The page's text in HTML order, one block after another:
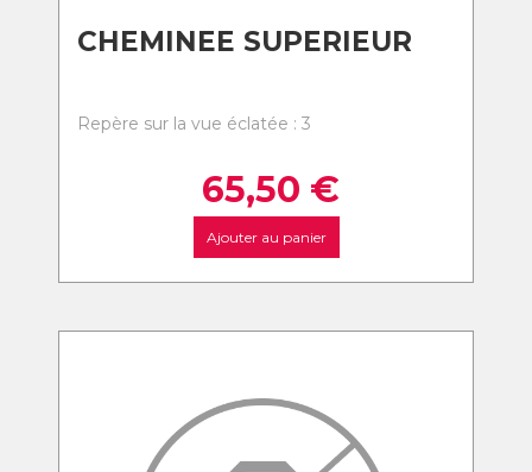
CHEMINEE SUPERIEUR
Repère sur la vue éclatée : 3
65,50 €
Ajouter au panier